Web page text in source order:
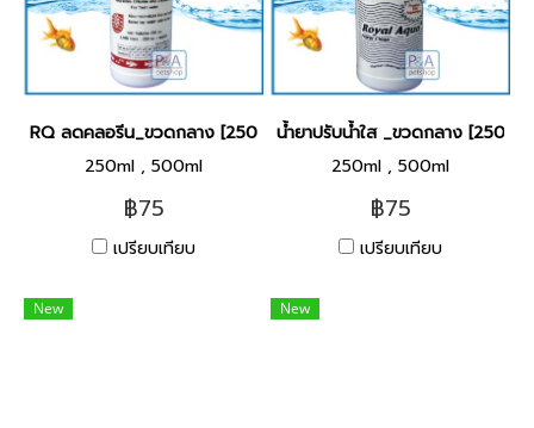
RQ ลดคลอรีน_ขวดกลาง [250ml]
250ml , 500ml
฿75
เปรียบเทียบ
น้ำยาปรับน้ำใส _ขวดกลาง [250ml]
250ml , 500ml
฿75
เปรียบเทียบ
New New